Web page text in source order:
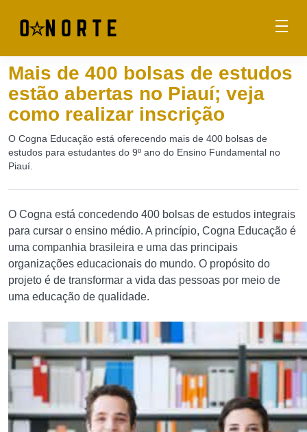
Mais de 400 bolsas de estudos
estão abertas no Piauí; veja
como realizar inscrição
O Cogna Educação está oferecendo mais de 400 bolsas de
estudos para estudantes do 9º ano do Ensino Fundamental no
Piauí.
O Cogna está concedendo 400 bolsas de estudos integrais
para cursar o ensino médio. A princípio, Cogna Educação é
uma companhia brasileira e uma das principais
organizações educacionais do mundo. O propósito do
projeto é de transformar a vida das pessoas por meio de
uma educação de qualidade.